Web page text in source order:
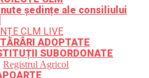
ședințe ale consiliului
CLM LIVE
ADOPTATE
SUBORDONATE
Registrul Agricol